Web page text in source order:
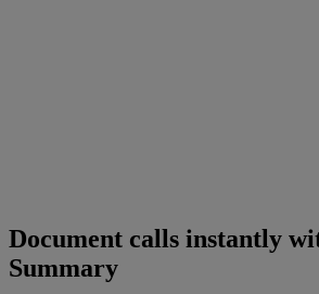
Document calls instantly
Summary